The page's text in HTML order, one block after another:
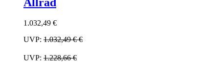
1.032,49 €
UVP: 1.032,49 €€
UVP: 1.228,66 €